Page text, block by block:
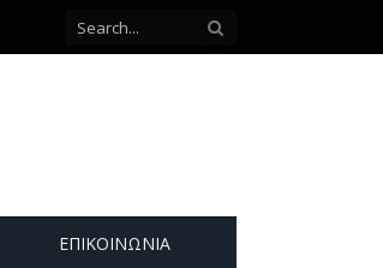
ΕΠΙΚΟΙΝΩΝΊΑ